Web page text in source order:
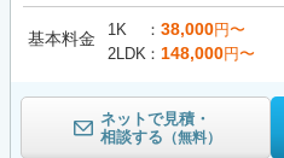
基本料金 1K 38,000円〜
2LDK
148,000円〜
ネットで見積・
相談する （無料）